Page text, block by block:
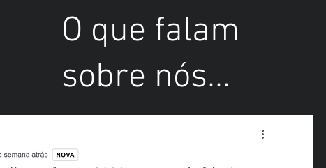
O que falam
sobre nós...